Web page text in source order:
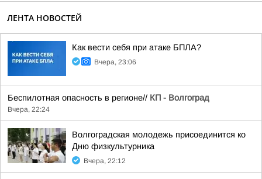
ЛЕНТА НОВОСТЕЙ
Как вести себя при атаке БПЛА?
Вчера, 23:06
Беспилотная опасность в регионе// КП - Волгоград
Вчера, 22:24
Волгоградская молодежь присоединится ко
Дню физкультурника
Вчера, 22:12